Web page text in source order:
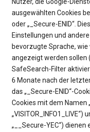
Nutzer, die Google-
ausgewählten Cookies
oder „_Secure-ENID“.
Einstellungen und
bevorzugte Sprache,
angezeigt werden sollen
SafeSearch-Filter
6 Monate nach der
das „_Secure-ENID“-
Cookies mit dem Namen
„VISITOR_INFO1_LIVE“)
„__Secure-YEC“)